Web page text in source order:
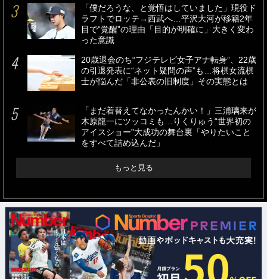
「僕だろうな、と覚悟はしていました」現役ド
ラフトでロッテ→西武へ…平沢大河が移籍2年
目で“覚醒”の理由「目的が明確に」大きく変わ
った意識
20歳退会のち“フジテレビ女子アナ転身”、22歳
の引退発表に“ネット疑問の声”も…将棋女流棋
士が悩んだ「非公表の旧制度」その実態とは
「まだ着替えてなかったんかい！」三浦璃来が
木原龍一にツッコミも…りくりゅう“世界初の
アイスショー”大成功の舞台裏「やりたいこと
をすべて詰め込んだ」
もっと見る